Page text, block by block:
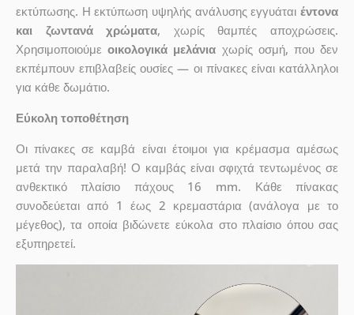
εκτύπωσης. Η εκτύπωση υψηλής ανάλυσης εγγυάταιέντονα
και ζωντανά χρώματα, χωρίς θαμπές αποχρώσεις.
Χρησιμοποιούμεοικολογικά μελάνια χωρίς οσμή, που δεν
εκπέμπουν επιβλαβείς ουσίες — οι πίνακες είναι κατάλληλοι
για κάθε δωμάτιο.
Εύκολη τοποθέτηση
Οι πίνακες σε καμβά είναι έτοιμοι για κρέμασμα αμέσως
μετά την παραλαβή! Ο καμβάς είναι σφιχτά τεντωμένος σε
ανθεκτικό πλαίσιο πάχους 16 mm. Κάθε πίνακας
συνοδεύεται από 1 έως 2 κρεμαστάρια (ανάλογα με το
μέγεθος), τα οποία βιδώνετε εύκολα στο πλαίσιο όπου σας
εξυπηρετεί.